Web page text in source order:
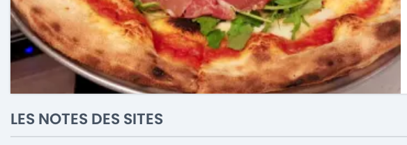
LES NOTES DES SITES